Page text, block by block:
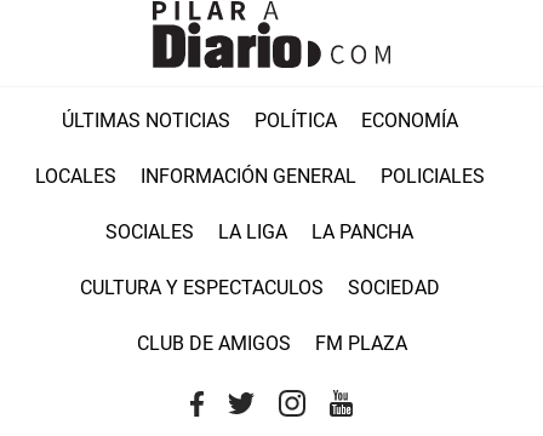
ÚLTIMAS NOTICIAS POLÍTICA ECONOMÍA
LOCALES INFORMACIÓN GENERAL POLICIALES
SOCIALES LA LIGA LA PANCHA
CULTURA Y ESPECTACULOS SOCIEDAD
CLUB DE AMIGOS FM PLAZA